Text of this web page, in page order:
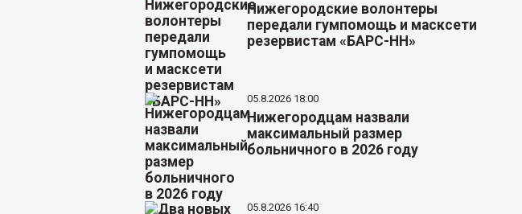
Нижегородские волонтеры
передали гумпомощь и масксети
резервистам «БАРС-НН»
05.8.2026 18:00
Нижегородцам назвали
максимальный размер
больничного в 2026 году
05.8.2026 16:40